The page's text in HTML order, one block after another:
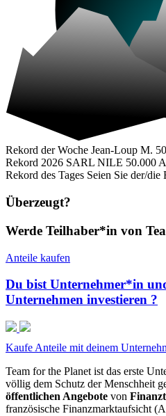
Rekord der Woche Jean-Loup M.
Rekord 2026 SARL NILE 50.000
Rekord des Tages Seien Sie der/die
Überzeugt?
Werde Teilhaber*in von
Anteile kaufen
Du bist Unternehmer*in
Unternehmen investieren ?
Kaufe Anteile mit deinem
Team for the Planet ist das erste
völlig dem Schutz der Menschheit
öffentlichen Angebote von
französische Finanzmarktaufsicht